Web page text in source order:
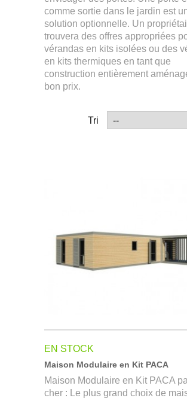
comme sortie dans le jardin est
solution optionnelle. Un
trouvera des offres appropriées
vérandas en kits isolées ou des
en kits thermiques en tant que
construction entièrement
bon prix.
Tri
EN STOCK
Maison Modulaire en Kit PACA
Maison Modulaire en Kit PACA
cher : Le plus grand choix de